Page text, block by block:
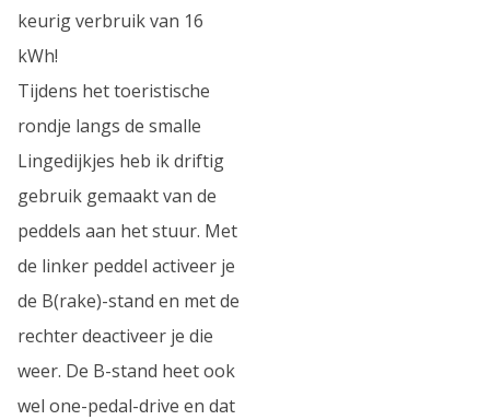
keurig verbruik van 16
kWh!
Tijdens het toeristische
rondje langs de smalle
Lingedijkjes heb ik driftig
gebruik gemaakt van de
peddels aan het stuur. Met
de linker peddel activeer je
de B(rake)-stand en met de
rechter deactiveer je die
weer. De B-stand heet ook
wel one-pedal-drive en dat